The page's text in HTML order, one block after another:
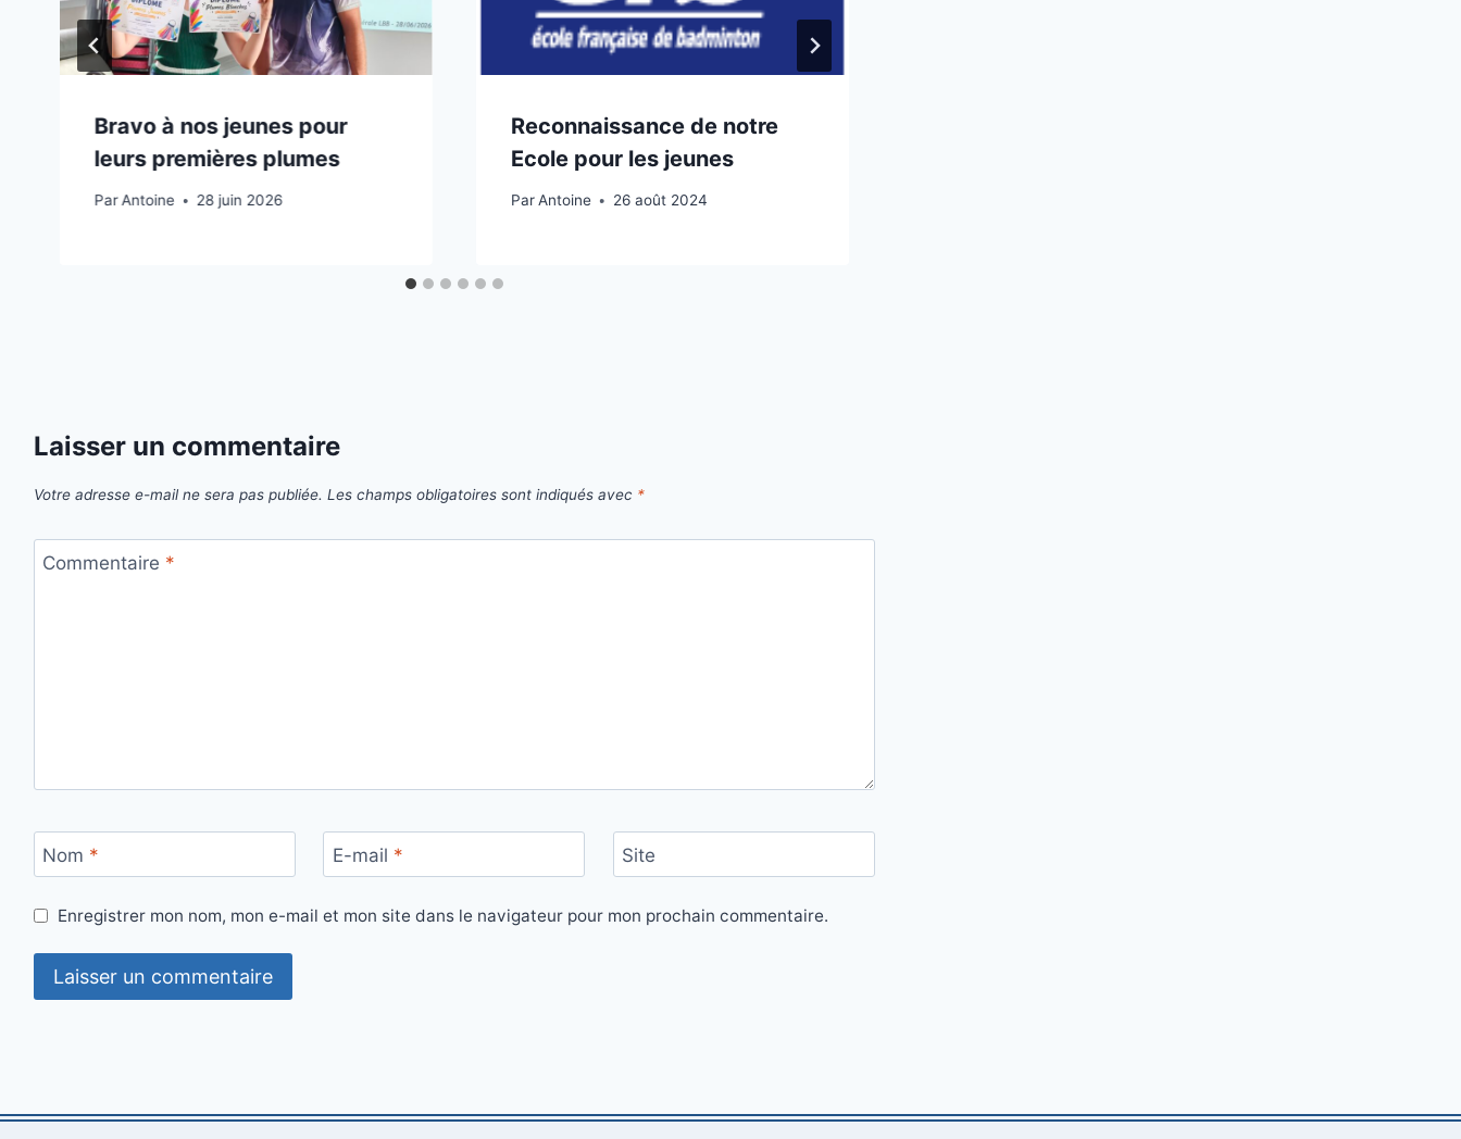
Bravo à nos jeunes pour
leurs premières plumes
ParAntoine 28 juin 2026
Reconnaissance de notre
Ecole pour les jeunes
ParAntoine 26 août 2024
Laisser un commentaire
Votre adresse e-mail ne sera pas publiée. Les champs obligatoires sont indiqués avec *
Commentaire *
Nom * E-mail * Site
Enregistrer mon nom, mon e-mail et mon site dans le navigateur pour mon prochain commentaire.